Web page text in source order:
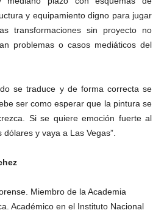
y equipamiento digno para jugar
transformaciones sin proyecto no
problemas o casos mediáticos del
se traduce y de forma correcta se
ser como esperar que la pintura se
Si se quiere emoción fuerte al
y vaya a Las Vegas”.
Miembro de la Academia
Académico en el Instituto Nacional